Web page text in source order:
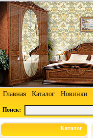
Главная Каталог Новинки
Поиск:
Каталог